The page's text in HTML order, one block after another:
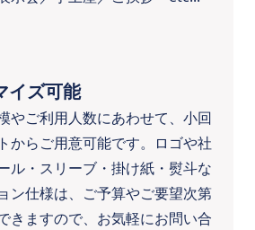
イズ可能
やご利用人数にあわせて、小回
からご用意可能です。ロゴや社
ル・スリーブ・掛け紙・熨斗な
ン仕様は、ご予算やご要望次第
きますので、お気軽にお問い合